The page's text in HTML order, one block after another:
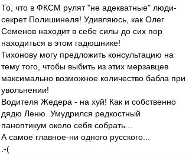
То, что в ФКСМ рулят "не адекватные" люди-
секрет Полишинеля! Удивляюсь, как Олег
Семенов находит в себе силы до сих пор
находиться в этом гадюшнике!
Тихонову могу предложить консультацию на
тему того, чтобы выбить из этих мерзавцев
максимально возможное количество бабла при
увольнении!
Водителя Жедера - на хуй! Как и собственно
дядю Леню. Умудрился редкостный
паноптикум около себя собрать...
А самое главное-ни одного русского...
:-(